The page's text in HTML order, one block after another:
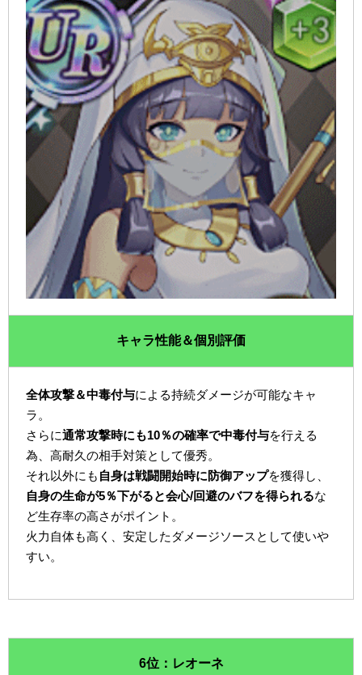
キャラ性能＆個別評価
全体攻撃＆中毒付与による持続ダメージが可能なキャ
ラ。
さらに通常攻撃時にも10％の確率で中毒付与を行える
為、高耐久の相手対策として優秀。
それ以外にも 自身は戦闘開始時に防御アップを獲得し、
自身の生命が5％下がると会心/回避のバフを得られるな
ど生存率の高さがポイント。
火力自体も高く、安定したダメージソースとして使いや
すい。
6位：レオーネ